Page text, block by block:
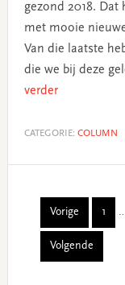
gezond 2018. Dat
met mooie
Van die laatste
die we bij deze
verder
CATEGORIE: COLUMN
Vorige 1
Volgende